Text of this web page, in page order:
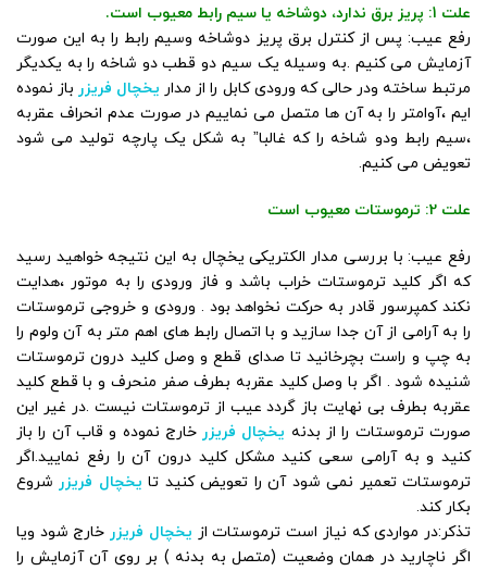
علت 1: پریز برق ندارد، دوشاخه یا سیم رابط معیوب است.
رفع عیب: پس از کنترل برق پریز دوشاخه وسیم رابط را به این صورت
آزمایش می کنیم .به وسیله یک سیم دو قطب دو شاخه را به یکدیگر
مرتبط ساخته ودر حالی که ورودی کابل را از مدار یخچال فریزر باز نموده
ایم ،آوامتر را به آن ها متصل می نماییم در صورت عدم انحراف عقربه
،سیم رابط ودو شاخه را که غالبا” به شکل یک پارچه تولید می شود
تعویض می کنیم.
علت 2: ترموستات معیوب است
رفع عیب: با بررسی مدار الکتریکی یخچال به این نتیجه خواهید رسید
که اگر کلید ترموستات خراب باشد و فاز ورودی را به موتور ،هدایت
نکند کمپرسور قادر به حرکت نخواهد بود . ورودی و خروجی ترموستات
را به آرامی از آن جدا سازید و با اتصال رابط های اهم متر به آن ولوم را
به چپ و راست بچرخانید تا صدای قطع و وصل کلید درون ترموستات
شنیده شود . اگر با وصل کلید عقربه بطرف صفر منحرف و با قطع کلید
عقربه بطرف بی نهایت باز گردد عیب از ترموستات نیست .در غیر این
صورت ترموستات را از بدنه یخچال فریزر خارج نموده و قاب آن را باز
کنید و به آرامی سعی کنید مشکل کلید درون آن را رفع نمایید.اگر
ترموستات تعمیر نمی شود آن را تعویض کنید تا یخچال فریزر شروع
بکار کند.
تذکر:در مواردی که نیاز است ترموستات از یخچال فریزر خارج شود ویا
اگر ناچارید در همان وضعیت (متصل به بدنه ) بر روی آن آزمایش را